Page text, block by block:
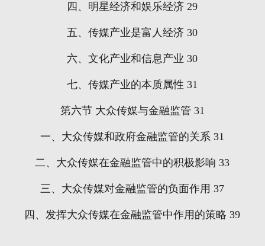
四、明星经济和娱乐经济 29
五、传媒产业是富人经济 30
六、文化产业和信息产业 30
七、传媒产业的本质属性 31
第六节 大众传媒与金融监管 31
一、大众传媒和政府金融监管的关系 31
二、大众传媒在金融监管中的积极影响 33
三、大众传媒对金融监管的负面作用 37
四、发挥大众传媒在金融监管中作用的策略 39